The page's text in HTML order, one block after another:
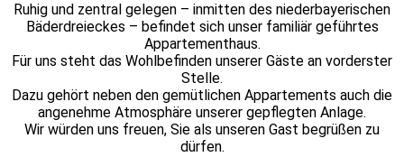
Ruhig und zentral gelegen – inmitten des niederbayerischen
Bäderdreieckes – befindet sich unser familiär geführtes
Appartementhaus.
Für uns steht das Wohlbefinden unserer Gäste an vorderster
Stelle.
Dazu gehört neben den gemütlichen Appartements auch die
angenehme Atmosphäre unserer gepflegten Anlage.
Wir würden uns freuen, Sie als unseren Gast begrüßen zu
dürfen.